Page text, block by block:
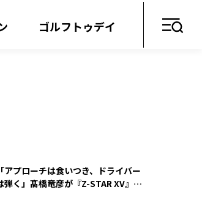
ゴルフトゥデイ
「アプローチは食いつき、ドライバー
弾く」髙橋竜彦が『Z-STAR XV』を